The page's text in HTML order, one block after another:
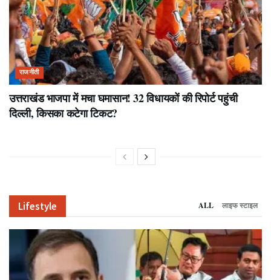
राजनीती
उत्तराखंड भाजपा में मचा घमासान! 32 विधायकों की रिपोर्ट पहुंची
दिल्ली, किसका कटेगा टिकट?
Lifestyle ALL लाइफ स्टाइल